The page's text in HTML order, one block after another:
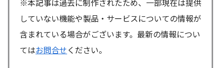
※本記事は過去に制作されたため、一部現在は提供
していない機能や製品・サービスについての情報が
含まれている場合がございます。最新の情報につい
てはお問合せください。